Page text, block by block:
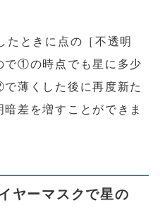
たときに点の［不透明
で①の時点でも星に多少
薄くした後に再度新た
差を増すことができま
ヤーマスクで星の